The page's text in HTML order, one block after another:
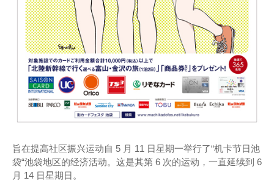
旨在提高社区振兴运动自 5 月 11 日星期一举行了“机卡节日池
袋“池袋地区的经济活动。 这是其第 6 次的运动 ， 一直延续到 6
月 14 日星期日 。